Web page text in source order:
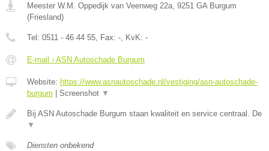
Meester W.M. Oppedijk van Veenweg 22a, 9251 GA Burgum
(Friesland)
Tel: 0511 - 46 44 55, Fax: -, KvK: -
E-mail › ASN Autoschade Burgum
Website: https://www.asnautoschade.nl/vestiging/asn-autoschade-
burgum
Screenshot ▼
Bij ASN Autoschade Burgum staan kwaliteit en service centraal. De
▼
Diensten onbekend